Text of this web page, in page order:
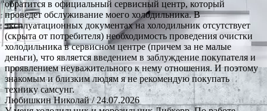
обратится в официальный сервисный центр, который
проведет обслуживание моего холодильника. В
эксплуатационных документах на холодильник отсутствует
(скрыта от потребителя) необходимость проведения очистки
холодильника в сервисном центре (причем за не малые
деньги), что является введением в заблуждение покупателя и
проявлением неуважительного к нему отношения. И поэтому
знакомым и близким людям я не рекомендую покупать
технику самсунг.
Любишкин Николай/ 24.07.2026